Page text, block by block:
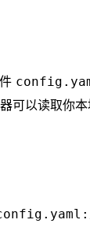
可以读取你本